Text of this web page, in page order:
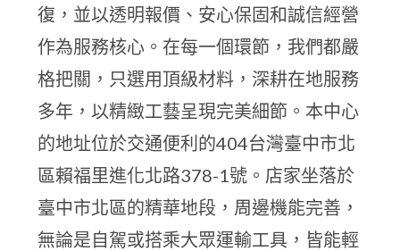
復，並以透明報價、安心保固和誠信經營
作為服務核心。在每一個環節，我們都嚴
格把關，只選用頂級材料，深耕在地服務
多年，以精緻工藝呈現完美細節。本中心
的地址位於交通便利的404台灣臺中市北
區賴福里進化北路378-1號。店家坐落於
臺中市北區的精華地段，周邊機能完善，
無論是自駕或搭乘大眾運輸工具，皆能輕